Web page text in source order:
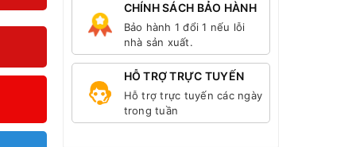
CHÍNH SÁCH BẢO HÀNH
Bảo hành 1 đổi 1 nếu lỗi
nhà sản xuất.
HỖ TRỢ TRỰC TUYẾN
Hỗ trợ trực tuyến các ngày
trong tuần